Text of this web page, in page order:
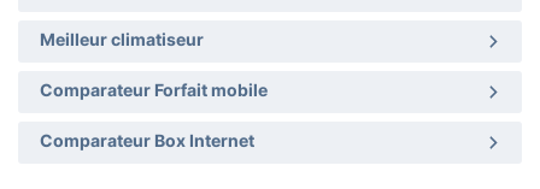
Meilleur climatiseur
Comparateur Forfait mobile
Comparateur Box Internet